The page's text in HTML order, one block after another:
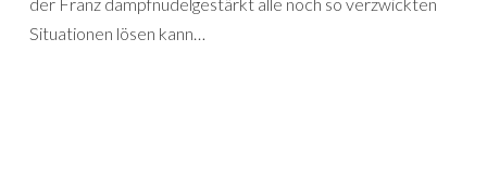
Situationen lösen kann…